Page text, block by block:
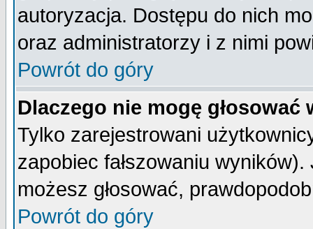
autoryzacja. Dostępu do nich
oraz administratorzy i z nimi
Powrót do góry
Dlaczego nie mogę głosować
Tylko zarejestrowani
zapobiec fałszowaniu
możesz głosować,
Powrót do góry